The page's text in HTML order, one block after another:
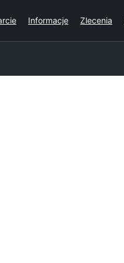
Informacje Zlecenia